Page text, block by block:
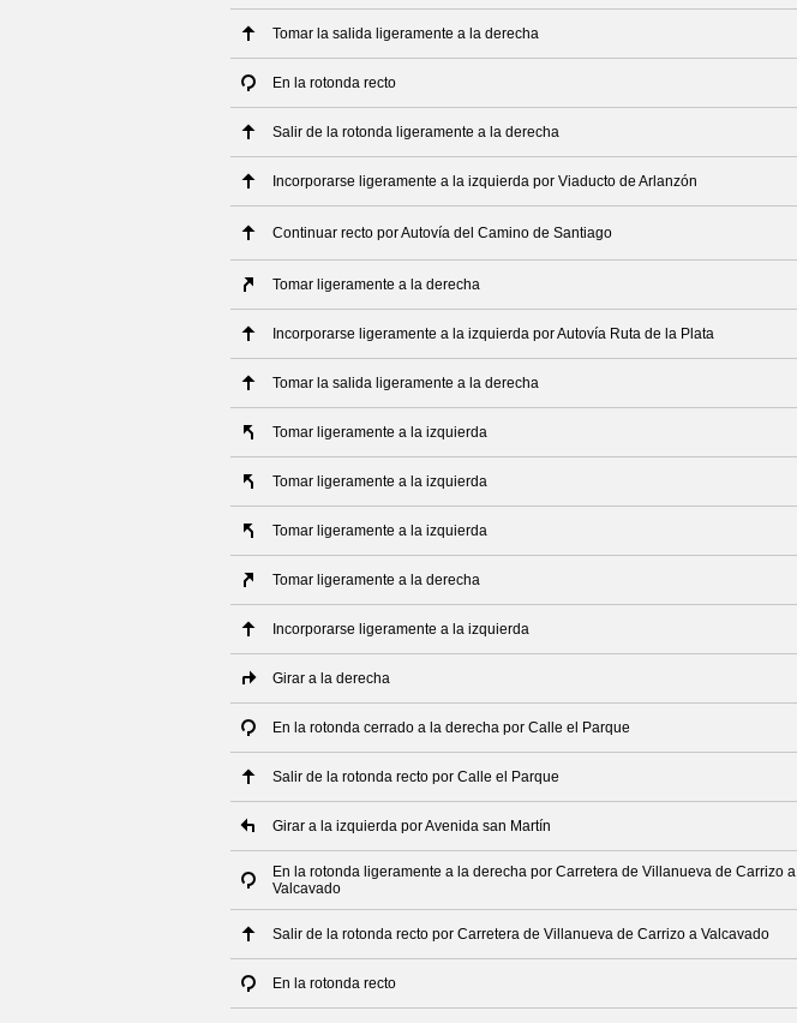
Tomar la salida ligeramente a la derecha
En la rotonda recto
Salir de la rotonda ligeramente a la derecha
Incorporarse ligeramente a la izquierda por Viaducto de Arlanzón
Continuar recto por Autovía del Camino de Santiago
Tomar ligeramente a la derecha
Incorporarse ligeramente a la izquierda por Autovía Ruta de la Plata
Tomar la salida ligeramente a la derecha
Tomar ligeramente a la izquierda
Tomar ligeramente a la izquierda
Tomar ligeramente a la izquierda
Tomar ligeramente a la derecha
Incorporarse ligeramente a la izquierda
Girar a la derecha
En la rotonda cerrado a la derecha por Calle el Parque
Salir de la rotonda recto por Calle el Parque
Girar a la izquierda por Avenida san Martín
En la rotonda ligeramente a la derecha por Carretera de Villanueva de Carrizo a
Valcavado
Salir de la rotonda recto por Carretera de Villanueva de Carrizo a Valcavado
En la rotonda recto